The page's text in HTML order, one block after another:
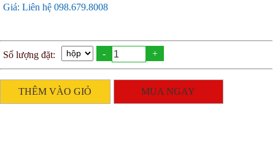
Giá: Liên hệ 098.679.8008
Số lượng đặt: - +
THÊM VÀO GIỎ MUA NGAY